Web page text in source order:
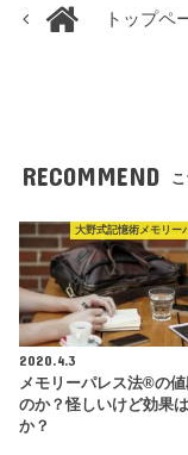
トップペ
RECOMMEND
大野式記憶術メモリー
2020.4.3
メモリーパレス法®︎の
のか？怪しいけど効果
か？